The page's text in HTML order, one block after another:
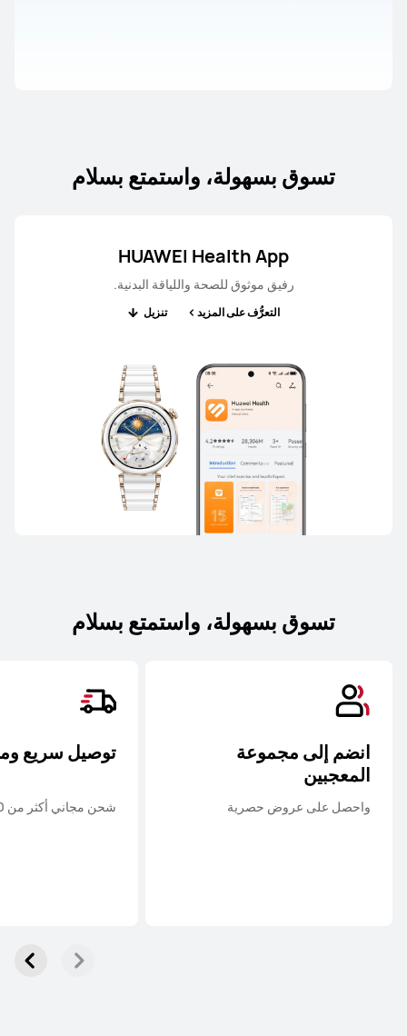
تسوق بسهولة، واستمتع بسلام
HUAWEI Health App
رفيق موثوق للصحة واللياقة البدنية.
التعرُّف على المزيد تنزيل
تسوق بسهولة، واستمتع بسلام
انضم إلى مجموعة
المعجبين
واحصل على عروض حصرية
توصيل سريع
شحن مجاني أكثر من 20 د.ك